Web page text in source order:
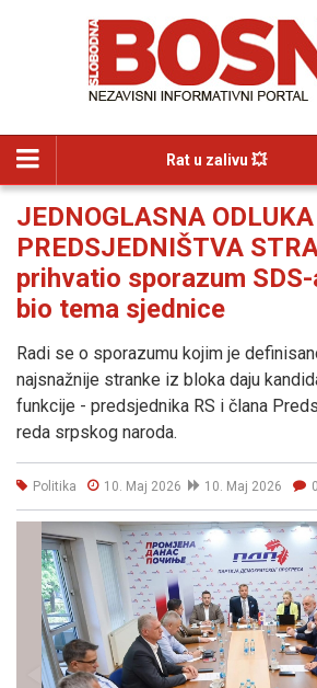
Rat u zalivu 💥
JEDNOGLASNA ODLUKA
PREDSJEDNIŠTVA
prihvatio sporazum
bio tema sjednice
Radi se o sporazumu kojim je
najsnažnije stranke iz bloka daju
funkcije - predsjednika RS i člana
reda srpskog naroda.
Politika 10. Maj 2026 10. Maj 2026 0